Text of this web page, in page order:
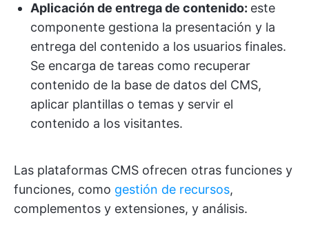
Aplicación de entrega de contenido: este
componente gestiona la presentación y la
entrega del contenido a los usuarios finales.
Se encarga de tareas como recuperar
contenido de la base de datos del CMS,
aplicar plantillas o temas y servir el
contenido a los visitantes.
Las plataformas CMS ofrecen otras funciones y
funciones, como gestión de recursos,
complementos y extensiones, y análisis.